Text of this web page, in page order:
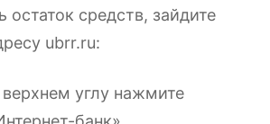
остаток средств, зайдите
ubrr.ru:
углу нажмите